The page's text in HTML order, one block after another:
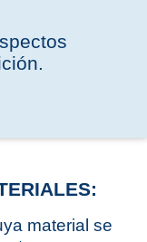
material se